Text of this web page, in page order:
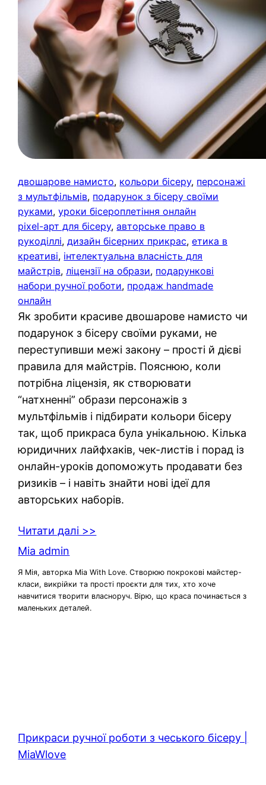
двошарове намисто, кольори бісеру, персонажі
з мультфільмів, подарунок з бісеру своїми
руками, уроки бісероплетіння онлайн
pixel-арт для бісеру, авторське право в
рукоділлі, дизайн бісерних прикрас, етика в
креативі, інтелектуальна власність для
майстрів, ліцензії на образи, подарункові
набори ручної роботи, продаж handmade
онлайн
Як зробити красиве двошарове намисто чи
подарунок з бісеру своїми руками, не
переступивши межі закону – прості й дієві
правила для майстрів. Пояснюю, коли
потрібна ліцензія, як створювати
“натхненні” образи персонажів з
мультфільмів і підбирати кольори бісеру
так, щоб прикраса була унікальною. Кілька
юридичних лайфхаків, чек-листів і порад із
онлайн-уроків допоможуть продавати без
ризиків – і навіть знайти нові ідеї для
авторських наборів.
Читати далі >>
Mia admin
Я Мія, авторка Mia With Love. Створюю покрокові майстер-
класи, викрійки та прості проєкти для тих, хто хоче
навчитися творити власноруч. Вірю, що краса починається з
маленьких деталей.
Прикраси ручної роботи з чеського бісеру |
MiaWlove